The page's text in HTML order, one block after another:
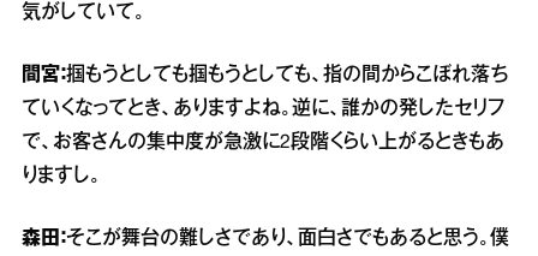
気がしていて。
間宮：掴もうとしても掴もうとしても、指の間からこぼれ落ち
ていくなってとき、ありますよね。逆に、誰かの発したセリフ
で、お客さんの集中度が急激に2段階くらい上がるときもあ
りますし。
森田：そこが舞台の難しさであり、面白さでもあると思う。僕